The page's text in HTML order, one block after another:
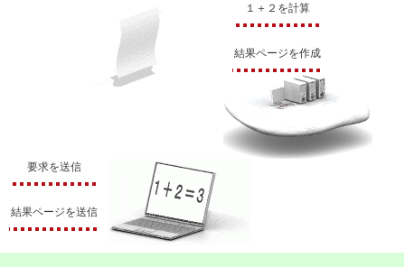
１＋２を計算
結果ページを作成
要求を送信
結果ページを送信